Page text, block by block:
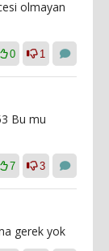
olmayan
0 1
Bu mu
7 3
gerek yok